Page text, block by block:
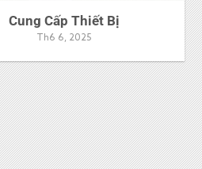
Cung Cấp Thiết Bị
Th6 6, 2025